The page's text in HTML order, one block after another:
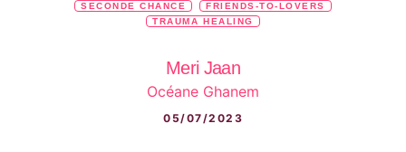
SECONDE CHANCE
FRIENDS-TO-LOVERS
TRAUMA HEALING
Meri Jaan
Océane Ghanem
05/07/2023